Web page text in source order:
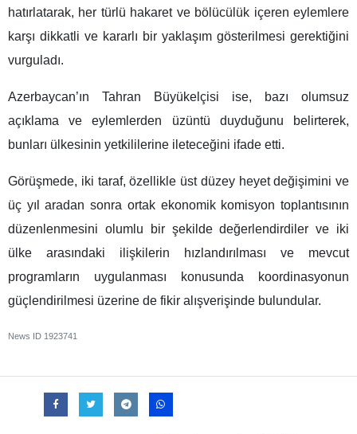
hatırlatarak, her türlü hakaret ve bölücülük içeren eylemlere
karşı dikkatli ve kararlı bir yaklaşım gösterilmesi gerektiğini
vurguladı.
Azerbaycan’ın Tahran Büyükelçisi ise, bazı olumsuz
açıklama ve eylemlerden üzüntü duyduğunu belirterek,
bunları ülkesinin yetkililerine ileteceğini ifade etti.
Görüşmede, iki taraf, özellikle üst düzey heyet değişimini ve
üç yıl aradan sonra ortak ekonomik komisyon toplantısının
düzenlenmesini olumlu bir şekilde değerlendirdiler ve iki
ülke arasındaki ilişkilerin hızlandırılması ve mevcut
programların uygulanması konusunda koordinasyonun
güçlendirilmesi üzerine de fikir alışverişinde bulundular.
News ID 1923741